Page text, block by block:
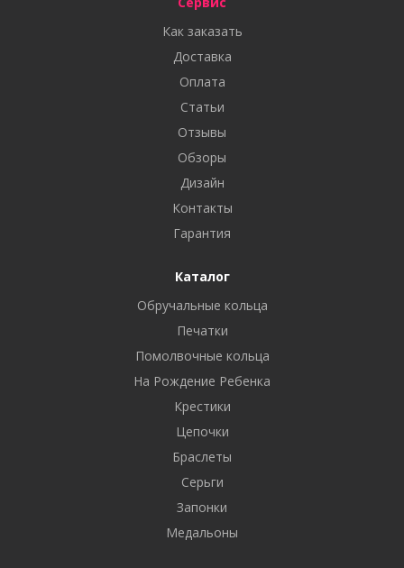
Как заказать
Доставка
Оплата
Статьи
Отзывы
Обзоры
Дизайн
Контакты
Гарантия
Каталог
Обручальные кольца
Печатки
Помолвочные кольца
На Рождение Ребенка
Крестики
Цепочки
Браслеты
Серьги
Запонки
Медальоны